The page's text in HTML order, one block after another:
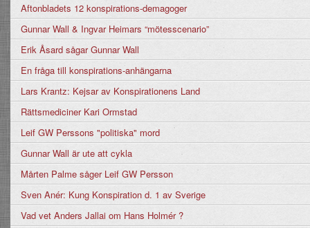
Aftonbladets 12 konspirations-demagoger
Gunnar Wall & Ingvar Heimars “mötesscenario”
Erik Åsard sågar Gunnar Wall
En fråga till konspirations-anhängarna
Lars Krantz: Kejsar av Konspirationens Land
Rättsmediciner Kari Ormstad
Leif GW Perssons "politiska" mord
Gunnar Wall är ute att cykla
Mårten Palme såger Leif GW Persson
Sven Anér: Kung Konspiration d. 1 av Sverige
Vad vet Anders Jallai om Hans Holmér ?